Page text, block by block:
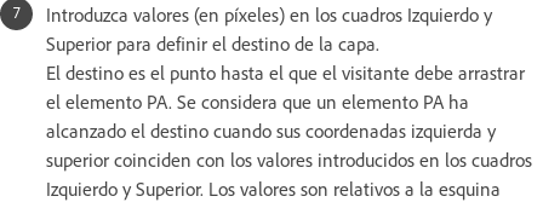
Introduzca valores (en píxeles) en los cuadros Izquierdo y
Superior para definir el destino de la capa.
El destino es el punto hasta el que el visitante debe arrastrar
el elemento PA. Se considera que un elemento PA ha
alcanzado el destino cuando sus coordenadas izquierda y
superior coinciden con los valores introducidos en los cuadros
Izquierdo y Superior. Los valores son relativos a la esquina